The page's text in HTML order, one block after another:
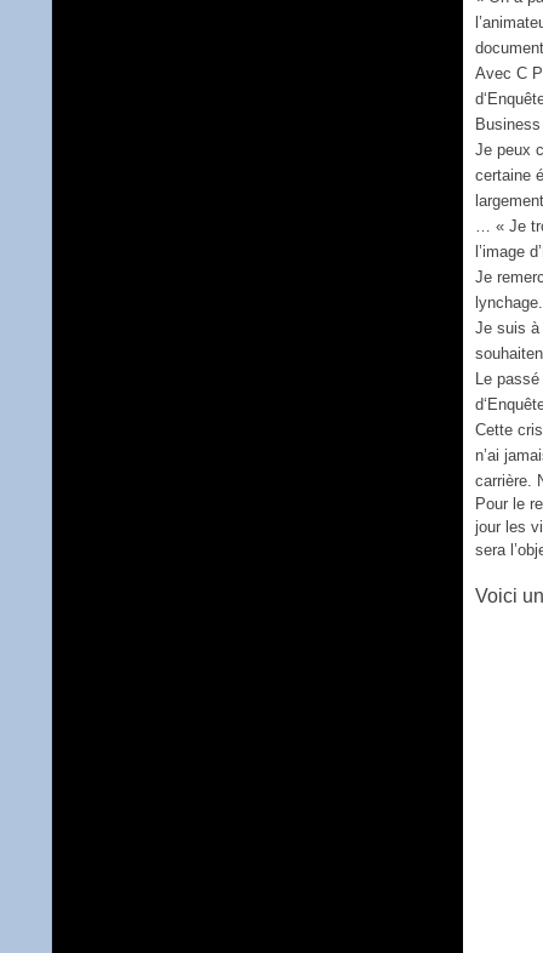
Avec C
Je peux
certaine
… « Je
l’image
Je
lynchage.
Je suis à
Le
Cette
n’ai
carrière.
Pour le
jour les
sera
Voici